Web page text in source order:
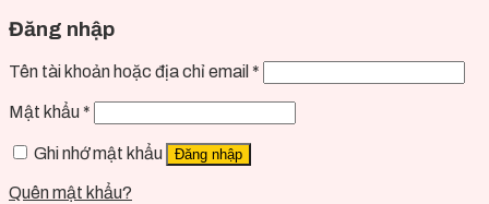
Đăng nhập
Tên tài khoản hoặc địa chỉ email *
Mật khẩu *
Ghi nhớ mật khẩu Đăng nhập
Quên mật khẩu?